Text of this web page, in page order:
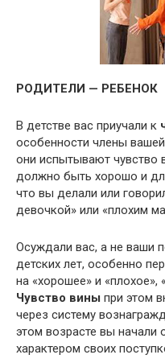
РОДИТЕЛИ — РЕБЕНОК
В детстве вас приучали к
особенности члены
они испытывают чувство
должно быть хорошо и
что вы делали или
девочкой» или «плохим
Осуждали вас, а не ваши
детских лет, особенно
на «хорошее» и «плохое»,
Чувство вины при этом
через систему
этом возрасте вы начали
характером своих